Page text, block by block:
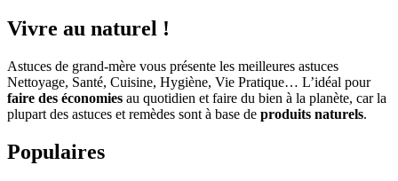
Vivre au naturel !
Astuces de grand-mère vous présente les meilleures astuces
Nettoyage, Santé, Cuisine, Hygiène, Vie Pratique… L’idéal pour
faire des économies au quotidien et faire du bien à la planète, car la
plupart des astuces et remèdes sont à base de produits naturels.
Populaires